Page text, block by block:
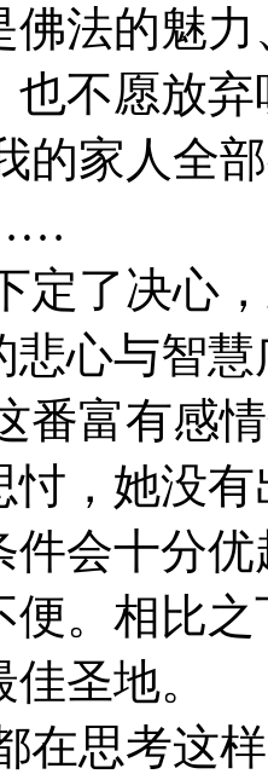
佛法的魅
也不愿放
家人全部
了决心，
悲心与智
富有感情
忖，她没
件会十分
便。相比
圣地。
思考这样